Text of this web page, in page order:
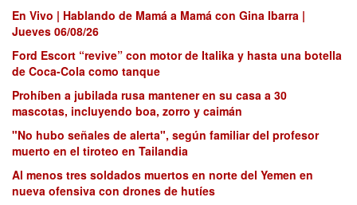
En Vivo | Hablando de Mamá a Mamá con Gina Ibarra |
Jueves 06/08/26
Ford Escort “revive” con motor de Italika y hasta una botella
de Coca-Cola como tanque
Prohíben a jubilada rusa mantener en su casa a 30
mascotas, incluyendo boa, zorro y caimán
"No hubo señales de alerta", según familiar del profesor
muerto en el tiroteo en Tailandia
Al menos tres soldados muertos en norte del Yemen en
nueva ofensiva con drones de hutíes